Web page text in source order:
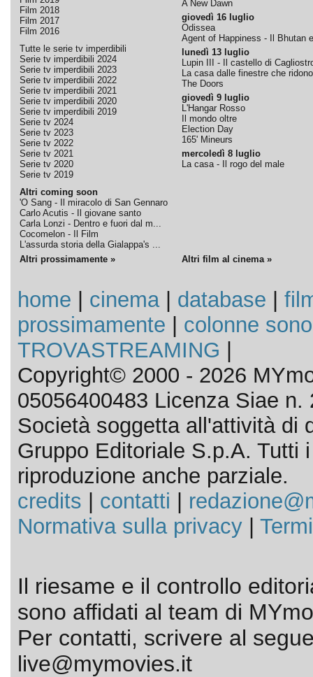
Film 2018
Film 2017
Film 2016
Tutte le serie tv imperdibili
Serie tv imperdibili 2024
Serie tv imperdibili 2023
Serie tv imperdibili 2022
Serie tv imperdibili 2021
Serie tv imperdibili 2020
Serie tv imperdibili 2019
Serie tv 2024
Serie tv 2023
Serie tv 2022
Serie tv 2021
Serie tv 2020
Serie tv 2019
Altri coming soon
'O Sang - Il miracolo di San Gennaro
Carlo Acutis - Il giovane santo
Carla Lonzi - Dentro e fuori dal m...
Cocomelon - Il Film
L'assurda storia della Gialappa's ...
A New Dawn
giovedì 16 luglio
Odissea
Agent of Happiness - Il Bhutan
lunedì 13 luglio
Lupin III - Il castello di
La casa dalle finestre che ridono
The Doors
giovedì 9 luglio
L'Hangar Rosso
Il mondo oltre
Election Day
165' Mineurs
mercoledì 8 luglio
La casa - Il rogo del male
Altri prossimamente » Altri film al cinema »
home cinema| database
prossimamente
colonne
TROVASTREAMING
Copyright© 2000 - 2026
05056400483 Licenza Siae n.
Società soggetta all'attività di
Gruppo Editoriale S.p.A. Tutti
riproduzione anche parziale.
credits
contatti
Normativa sulla privacy|
Il riesame e il controllo
sono affidati al team di
Per contatti, scrivere al
live@mymovies.it